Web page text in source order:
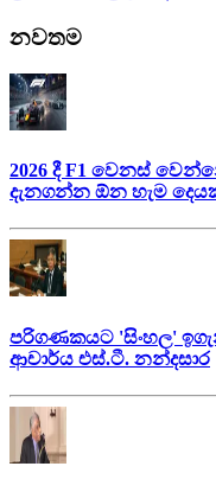
නවතම
2026 දී F1 වෙනස්
දැනගන්න ඕන හැම
පරිගණකයට 'සිංහල'
ආචාර්ය එස්.ටී. නන්දසාර